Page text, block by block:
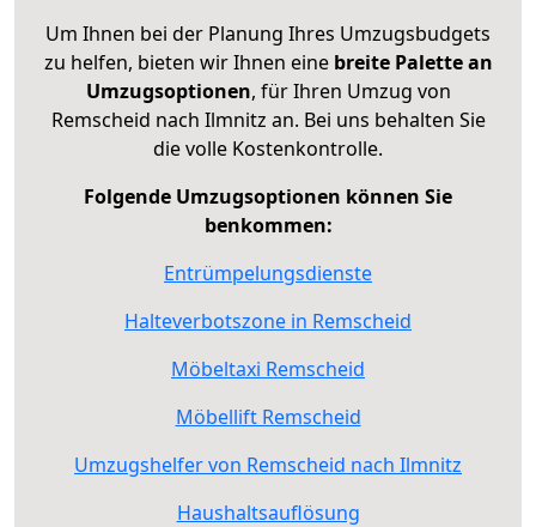
Um Ihnen bei der Planung Ihres Umzugsbudgets
zu helfen, bieten wir Ihnen eine breite Palette an
Umzugsoptionen, für Ihren Umzug von
Remscheid nach Ilmnitz an. Bei uns behalten Sie
die volle Kostenkontrolle.
Folgende Umzugsoptionen können Sie
benkommen:
Entrümpelungsdienste
Halteverbotszone in Remscheid
Möbeltaxi Remscheid
Möbellift Remscheid
Umzugshelfer von Remscheid nach Ilmnitz
Haushaltsauflösung